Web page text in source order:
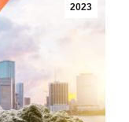
2023